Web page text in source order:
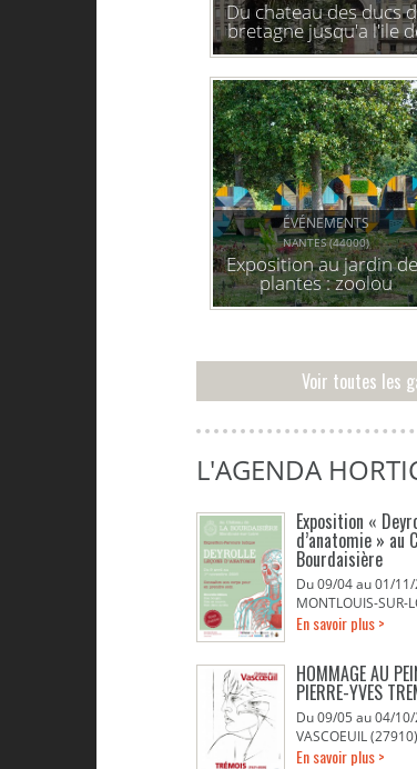
Du chateau des ducs
bretagne jusqu'a l'ile
versailles
ÉVÉNEMENTS
NANTES (44000)
Exposition au jardin
plantes : zoolou
Voir toutes les
L'AGENDA
Exposition «
d’anatomie » au
Bourdaisière
Du 09/04 au 01/
MONTLOUIS-SUR-
En savoir plus >
HOMMAGE AU
PIERRE-YVES
Du 09/05 au 04/
VASCOEUIL (27910)
En savoir plus >